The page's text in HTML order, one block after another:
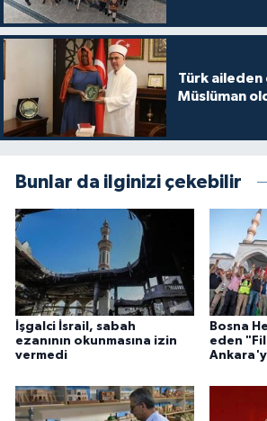
Türk
Müslüman
Bunlar da ilginizi çekebilir
İşgalci İsrail, sabah
ezanının okunmasına izin
vermedi
Bosna
eden
Şırnak Müftülüğü
Tekirdağ Müftülüğü
Tokat Müftülüğü
Tunceli Müftülüğü
Uşak Müftülüğü
Van Müftülüğü
Yalova Müftülüğü
Yozgat Müftülüğü